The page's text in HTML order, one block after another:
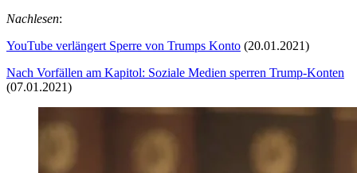
Nachlesen:
YouTube verlängert Sperre von Trumps Konto (20.01.2021)
Nach Vorfällen am Kapitol: Soziale Medien sperren Trump-Konten
(07.01.2021)